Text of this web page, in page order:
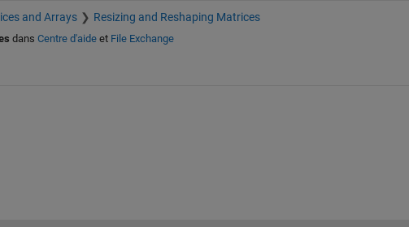
and Arrays Resizing and Reshaping Matrices
dans Centre d'aideet File Exchange